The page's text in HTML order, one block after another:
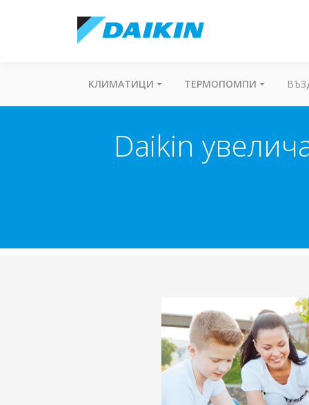
КЛИМАТИЦИ ТЕРМОПОМПИ
Daikin